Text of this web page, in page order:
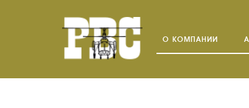
О КОМПАНИИ